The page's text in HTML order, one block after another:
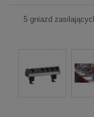
5 gniazd